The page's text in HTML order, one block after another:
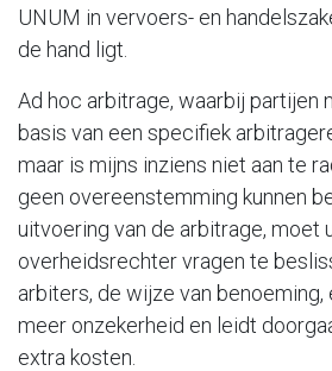
UNUM in vervoers- en
de hand ligt.
Ad hoc arbitrage, waarbij partijen
basis van een specifiek
maar is mijns inziens niet aan te
geen overeenstemming kunnen
uitvoering van de arbitrage, moet
overheidsrechter vragen te
arbiters, de wijze van
meer onzekerheid en leidt
extra kosten.